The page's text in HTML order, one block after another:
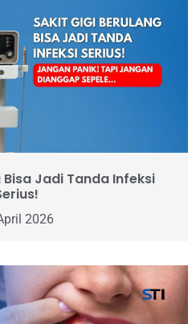
Jadi Tanda Infeksi
2026